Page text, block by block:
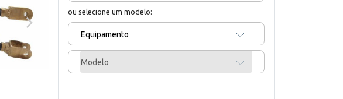
ou selecione um modelo:
Equipamento
Modelo